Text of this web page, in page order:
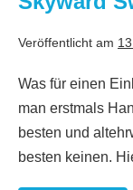
Sword
Veröffentlicht am
Was für einen
man erstmals
besten und
besten keinen.